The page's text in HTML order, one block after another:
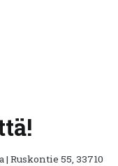
Ruskontie 55, 33710